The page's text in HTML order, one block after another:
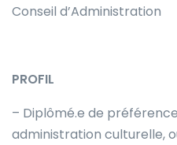
Conseil d’Administration
PROFIL
– Diplômé.e de
administration culturelle,